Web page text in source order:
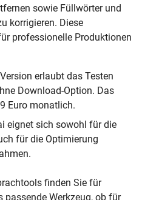
sowie Füllwörter und
korrigieren. Diese
professionelle Produktionen
erlaubt das Testen
Download-Option. Das
Euro monatlich.
eignet sich sowohl für die
für die Optimierung
finden Sie für
passende Werkzeug, ob für